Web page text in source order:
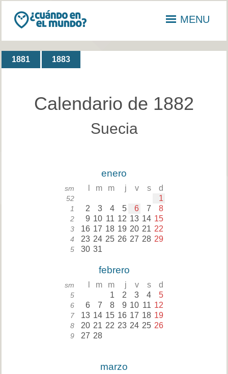
MENU
1881 1883
Calendario de 1882
Suecia
enero
sm m m j v s d
52 1
1 2 3 4 5 6 7 8
2 9 10 11 12 13 14 15
3 16 17 18 19 20 21 22
4 23 24 25 26 27 28 29
5 30 31
febrero
sm m m j v s d
5 1 2 3 4 5
6 6 7 8 9 10 11 12
7 13 14 15 16 17 18 19
8 20 21 22 23 24 25 26
9 27 28
marzo